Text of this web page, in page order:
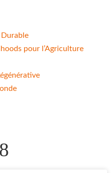
pour l’Agriculture